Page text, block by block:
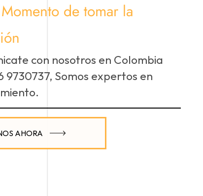
de tomar la
con nosotros en Colombia
9730737, Somos expertos en
AHORA